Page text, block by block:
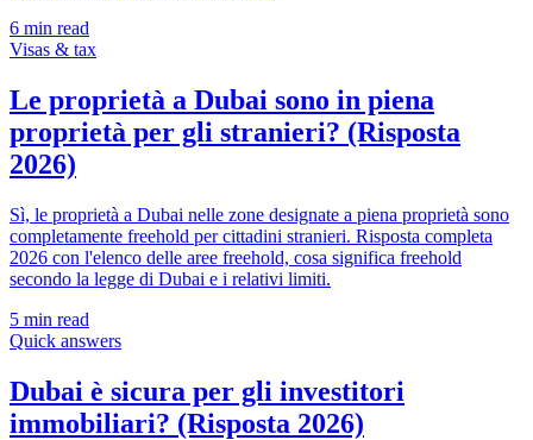
6 min read
Visas & tax
Le proprietà a Dubai sono in piena
proprietà per gli stranieri? (Risposta
2026)
Sì, le proprietà a Dubai nelle zone designate a piena proprietà sono
completamente freehold per cittadini stranieri. Risposta completa
2026 con l'elenco delle aree freehold, cosa significa freehold
secondo la legge di Dubai e i relativi limiti.
5 min read
Quick answers
Dubai è sicura per gli investitori
immobiliari? (Risposta 2026)